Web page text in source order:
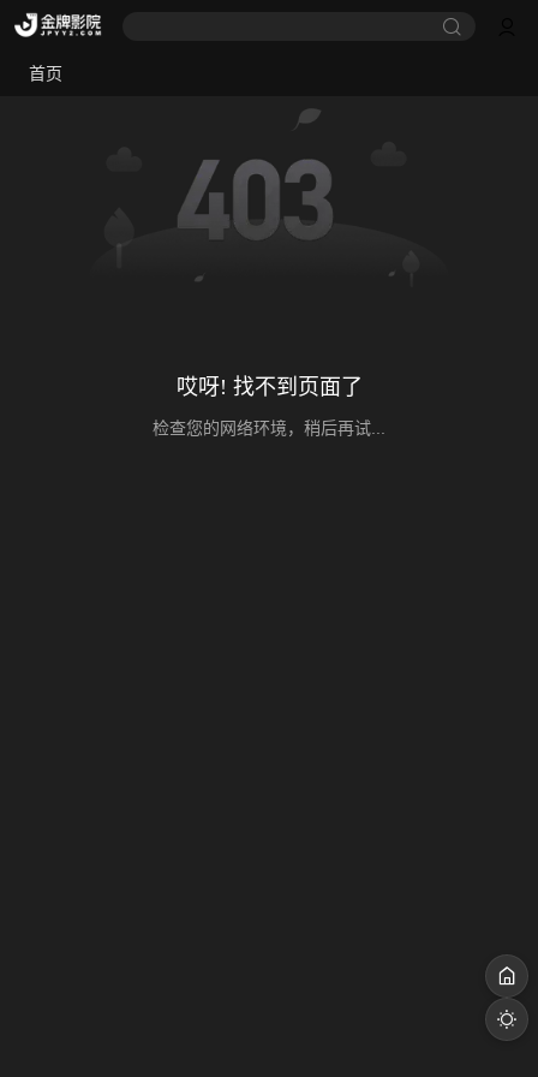
首页
哎呀! 找不到页面了
检查您的网络环境，稍后再试...